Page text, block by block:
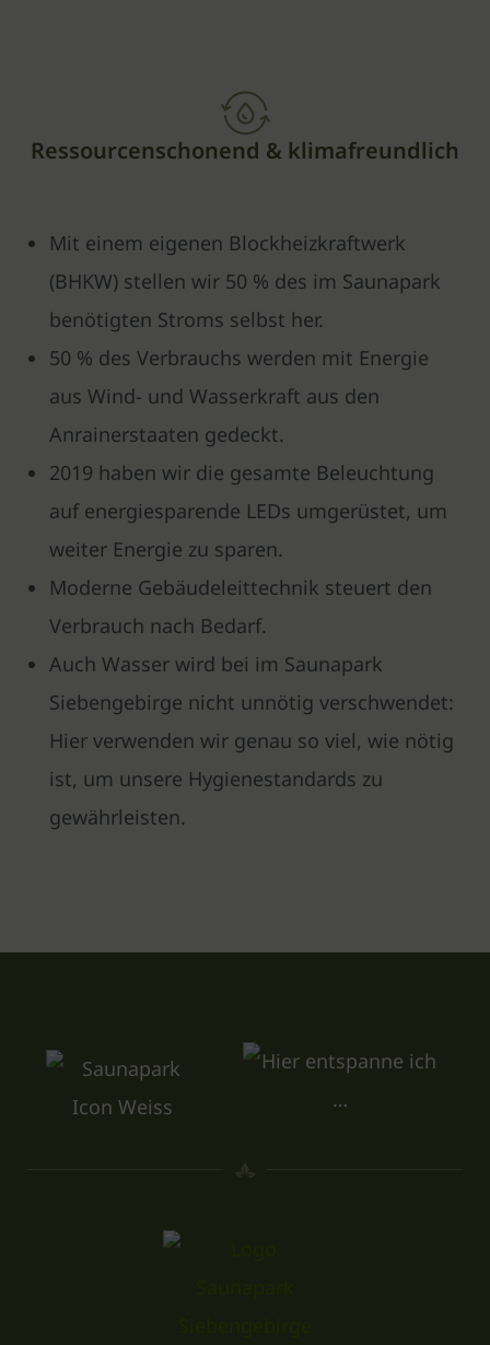
Ressourcenschonend & klimafreundlich
Mit einem eigenen Blockheizkraftwerk
(BHKW) stellen wir 50 % des im Saunapark
benötigten Stroms selbst her.
50 % des Verbrauchs werden mit Energie
aus Wind- und Wasserkraft aus den
Anrainerstaaten gedeckt.
2019 haben wir die gesamte Beleuchtung
auf energiesparende LEDs umgerüstet, um
weiter Energie zu sparen.
Moderne Gebäudeleittechnik steuert den
Verbrauch nach Bedarf.
Auch Wasser wird bei im Saunapark
Siebengebirge nicht unnötig verschwendet:
Hier verwenden wir genau so viel, wie nötig
ist, um unsere Hygienestandards zu
gewährleisten.